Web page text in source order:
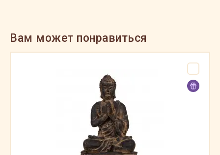
Вам может понравиться